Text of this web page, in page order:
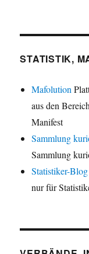
STATISTIK,
Mafolution
aus den
Manifest
Sammlung
Sammlung
Statistiker-
nur für